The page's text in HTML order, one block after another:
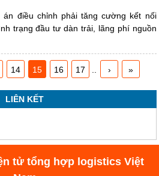
điều chỉnh phải tăng cường kết nối
trạng đầu tư dàn trải, lãng phí nguồn
14 15 16 17 › »
LIÊN KẾT
tử tổng hợp logistics Việt